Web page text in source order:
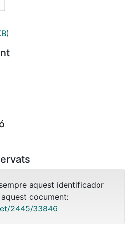
aquest identificador
document:
2445/33846